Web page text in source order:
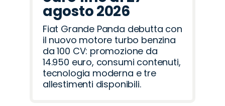
agosto 2026
Fiat Grande Panda debutta con
il nuovo motore turbo benzina
da 100 CV: promozione da
14.950 euro, consumi contenuti,
tecnologia moderna e tre
allestimenti disponibili.